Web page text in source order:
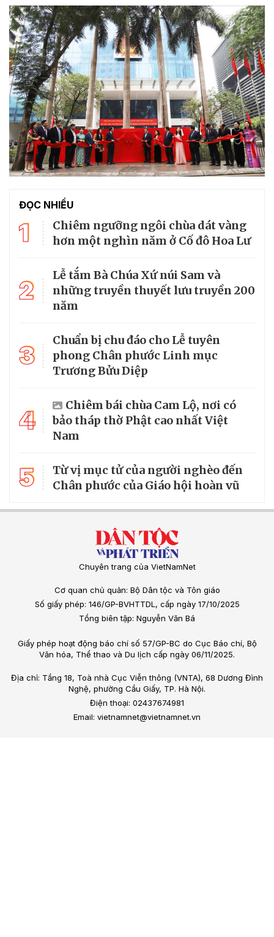
ĐỌC NHIỀU
1
Chiêm ngưỡng ngôi chùa dát vàng
hơn một nghìn năm ở Cố đô Hoa Lư
2
Lễ tắm Bà Chúa Xứ núi Sam và
những truyền thuyết lưu truyền 200
năm
3
Chuẩn bị chu đáo cho Lễ tuyên
phong Chân phước Linh mục
Trương Bửu Diệp
4
Chiêm bái chùa Cam Lộ, nơi có
bảo tháp thờ Phật cao nhất Việt
Nam
5
Từ vị mục tử của người nghèo đến
Chân phước của Giáo hội hoàn vũ
Chuyên trang của VietNamNet
Cơ quan chủ quản: Bộ Dân tộc và Tôn giáo
Số giấy phép: 146/GP-BVHTTDL, cấp ngày 17/10/2025
Tổng biên tập: Nguyễn Văn Bá
Giấy phép hoạt động báo chí số 57/GP-BC do Cục Báo chí, Bộ
Văn hóa, Thể thao và Du lịch cấp ngày 06/11/2025.
Địa chỉ: Tầng 18, Toà nhà Cục Viễn thông (VNTA), 68 Dương Đình
Nghệ, phường Cầu Giấy, TP. Hà Nội.
Điện thoại: 02437674981
Email: vietnamnet@vietnamnet.vn